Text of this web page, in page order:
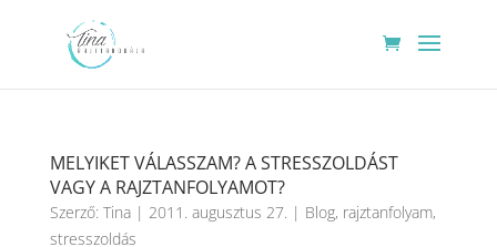
MELYIKET VÁLASSZAM? A STRESSZOLDÁST
VAGY A RAJZTANFOLYAMOT?
Szerző: Tina| 2011. augusztus 27. | Blog, rajztanfolyam,
stresszoldás